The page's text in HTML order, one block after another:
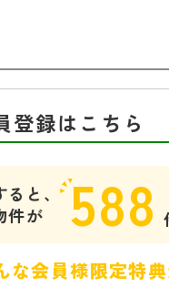
登録はこちら
ると、
件が
588
な会員様限定特